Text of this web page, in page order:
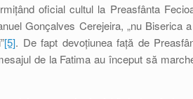
oficial cultul la Preasfânta
Gonçalves Cerejeira, „nu
[5]. De fapt devoțiunea față de
de la Fatima au început să